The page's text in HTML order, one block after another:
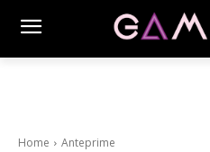
Home Anteprime